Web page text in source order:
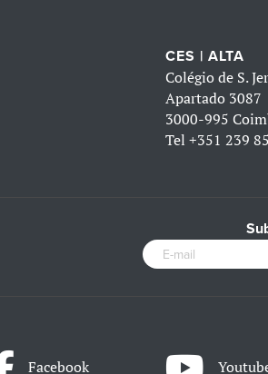
CES | ALTA
Colégio de S.
Apartado 3087
3000-995
Tel+351 239
Facebook